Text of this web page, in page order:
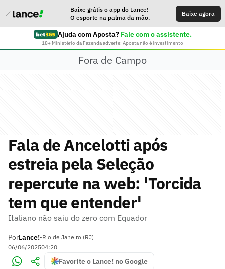
Baixe grátis o app do Lance!
O esporte na palma da mão.
Baixe agora
Ajuda com Aposta? Fale com o assistente.
18+ Ministério da Fazenda adverte: Aposta não é investimento
Fora de Campo
Fala de Ancelotti após
estreia pela Seleção
repercute na web: 'Torcida
tem que entender'
Italiano não saiu do zero com Equador
PorLance!•Rio de Janeiro (RJ)
06/06/202504:20
Favorite o Lance! no Google